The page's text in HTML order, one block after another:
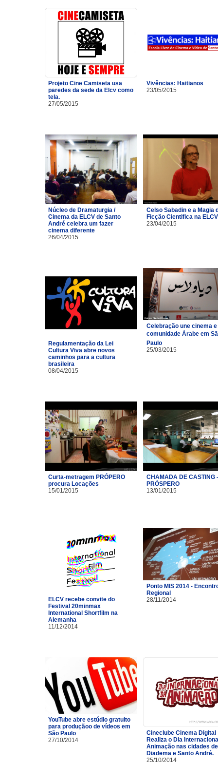
Projeto Cine Camiseta usa
paredes da sede da Elcv como
tela.
27/05/2015
Vivências: Haitianos
23/05/2015
Núcleo de Dramaturgia /
Cinema da ELCV de Santo
André celebra um fazer
cinema diferente
26/04/2015
Celso Sabadin e a Magia
Ficção Cientifica na ELCV
23/04/2015
Regulamentação da Lei
Cultura Viva abre novos
caminhos para a cultura
brasileira
08/04/2015
Celebração une cinema e
comunidade Árabe em
Paulo
25/03/2015
Curta-metragem PRÓPERO
procura Locações
15/01/2015
CHAMADA DE CASTING -
PRÓSPERO
13/01/2015
ELCV recebe convite do
Festival 20minmax
International Shortfilm na
Alemanha
11/12/2014
Ponto MIS 2014 -
Regional
28/11/2014
YouTube abre estúdio gratuito
para produçãoo de vídeos em
São Paulo
27/10/2014
Cineclube Cinema Digital
Realiza o Dia
Animação nas cidades de
Diadema e Santo André.
25/10/2014